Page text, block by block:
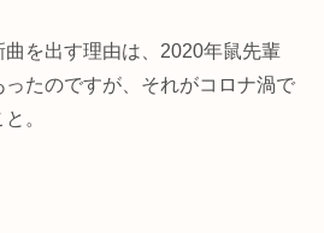
を出す理由は、2020年鼠先輩
たのですが、それがコロナ渦で
。